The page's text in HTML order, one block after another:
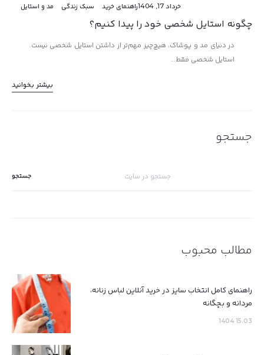
خرداد 17, 1404 راهنمای خرید سبک زندگی مد و استایل
چگونه استایل شخصی خود را پیدا کنیم؟
در دنیای مد و پوشاک، هیچ‌چیز مهم‌تر از داشتن استایل شخصی نیست.
استایل شخصی فقط…
بیشتر بخوانید
جستجو
مطالب محبوب
راهنمای کامل انتخاب سایز در خرید آنلاین لباس زنانه،
مردانه و بچگانه
15.03 1404